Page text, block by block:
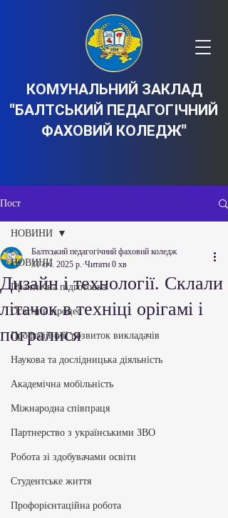
КОМУНАЛЬНИЙ ЗАКЛАД
"БАЛТСЬКИЙ ПЕДАГОГІЧНИЙ
ФАХОВИЙ КОЛЕДЖ"
Пост
НОВИНИ
Практична підготовка
Освітній процес
Професійний розвиток викладачів
Наукова та дослідницька діяльність
Академічна мобільність
Міжнародна співпраця
Партнерство з українськими ЗВО
Робота зі здобувачами освіти
Студентське життя
Профорієнтаційна робота
НОВИНИ
Дизайн і технології. Склали
літачок в техніці орігамі і
погралися
Балтський педагогічний фаховий коледж
31 січ. 2025 р. Читати 0 хв